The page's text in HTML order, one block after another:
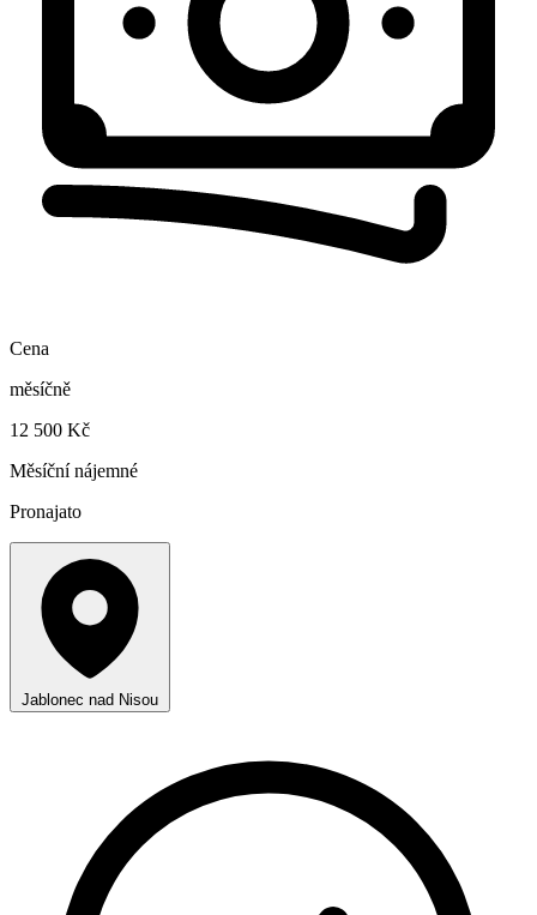
Cena
měsíčně
12 500 Kč
Měsíční nájemné
Pronajato
Jablonec nad Nisou